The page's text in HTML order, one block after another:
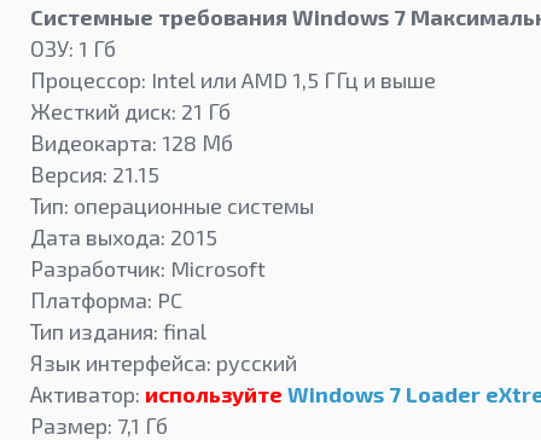
Системные требования Windows 7
ОЗУ: 1 Гб
Процессор: Intel или AMD 1,5 ГГц и выше
Жесткий диск: 21 Гб
Видеокарта: 128 Мб
Версия: 21.15
Тип: операционные системы
Дата выхода: 2015
Разработчик: Microsoft
Платформа: PC
Тип издания: final
Язык интерфейса: русский
Активатор: используйте Windows 7 Loader
Размер: 7,1 Гб